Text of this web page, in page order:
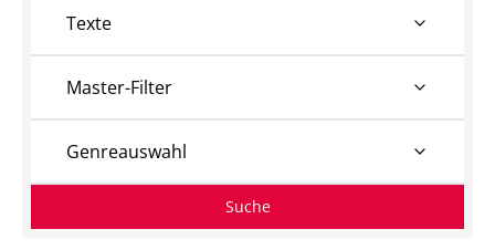
Texte
Master-Filter
Genreauswahl
Suche